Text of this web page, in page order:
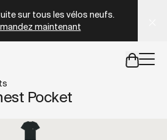
sur tous les vélos neufs.
maintenant
mais
Pocket